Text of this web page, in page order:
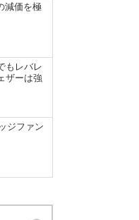
減価を極
もレバレ
ザーは強
ジファン